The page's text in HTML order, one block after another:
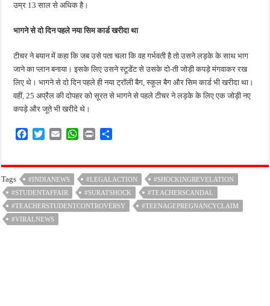
उम्र 13 साल से अधिक है।
भागने से दो दिन पहले नया सिम कार्ड खरीदा था
टीचर ने बयान में कहा कि जब उसे पता चला कि वह गर्भवती है तो उसने लड़के के साथ भाग
जाने का प्लान बनाया। इसके लिए उसने स्टूडेंट से उसके दो-ती जोड़ी कपड़े मंगवाकर रख
लिए थे। भागने से दो दिन पहले ही नया ट्रॉली बैग, स्कूल बैग और सिम कार्ड भी खरीदा था।
वहीं, 25 अप्रैल की दोपहर को सूरत से भागने से पहले टीचर ने लड़के के लिए एक जोड़ी नए
कपड़े और जूते भी खरीदे थे।
e
b
o
o
k
t
t
e
r
i
l
W
t
s
A
p
n
t
r
e
Tags #INDIANEWS #LEGALACTION
#SHOCKINGREVELATION
#STUDENTAFFAIR
#SURATSHOCK
#TEACHERSCANDAL
#TEACHERSTUDENTCONTROVERSY
#TEENAGEPREGNANCYCLAIM
#VIRALNEWS